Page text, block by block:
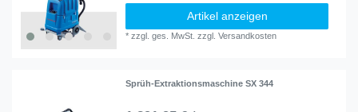
Artikel anzeigen
*zzgl. ges. MwSt. zzgl.Versandkosten
Sprüh-Extraktionsmaschine SX 344